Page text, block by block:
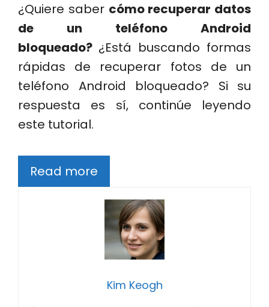
¿Quiere saber cómo recuperar datos
de un teléfono Android
bloqueado? ¿Está buscando formas
rápidas de recuperar fotos de un
teléfono Android bloqueado? Si su
respuesta es sí, continúe leyendo
este tutorial.
Read more
Kim Keogh